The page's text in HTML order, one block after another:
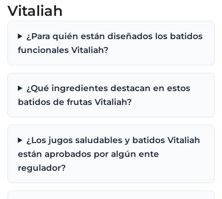
Vitaliah
¿Para quién están diseñados los batidos
funcionales Vitaliah?
¿Qué ingredientes destacan en estos
batidos de frutas Vitaliah?
¿Los jugos saludables y batidos Vitaliah
están aprobados por algún ente
regulador?